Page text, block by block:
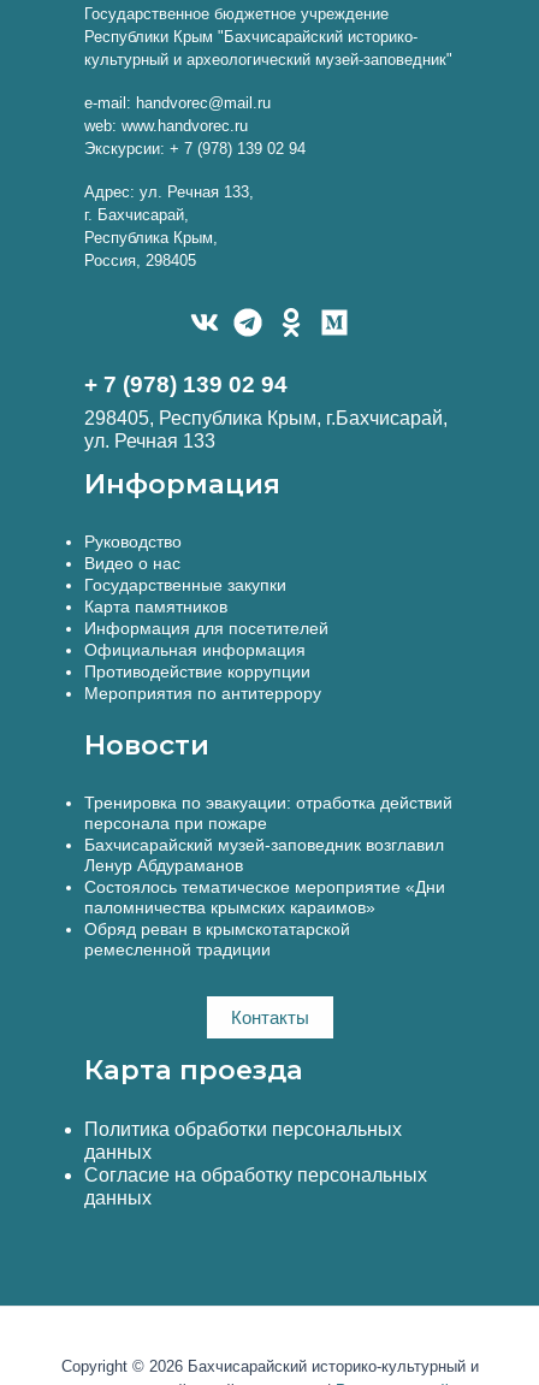
Государственное бюджетное учреждение
Республики Крым "Бахчисарайский историко-
культурный и археологический музей-заповедник"
e-mail: handvorec@mail.ru
web: www.handvorec.ru
Экскурсии: + 7 (978) 139 02 94
Адрес: ул. Речная 133,
г. Бахчисарай,
Республика Крым,
Россия, 298405
+ 7 (978) 139 02 94
298405, Республика Крым, г.Бахчисарай,
ул. Речная 133
Информация
Руководство
Видео о нас
Государственные закупки
Карта памятников
Информация для посетителей
Официальная информация
Противодействие коррупции
Мероприятия по антитеррору
Новости
Тренировка по эвакуации: отработка действий
персонала при пожаре
Бахчисарайский музей-заповедник возглавил
Ленур Абдураманов
Состоялось тематическое мероприятие «Дни
паломничества крымских караимов»
Обряд реван в крымскотатарской
ремесленной традиции
Контакты
Карта проезда
Политика обработки персональных
данных
Согласие на обработку персональных
данных
Copyright © 2026 Бахчисарайский историко-культурный и